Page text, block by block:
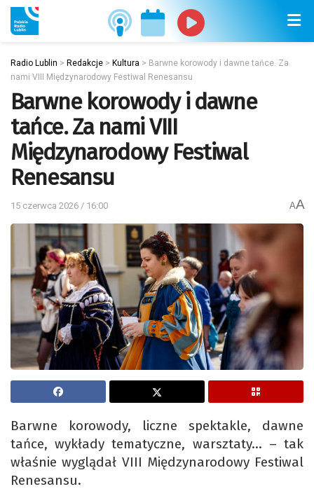
Radio Lublin > Redakcje > Kultura > Barwne korowody i dawne tańce. Za
nami VIII Międzynarodowy Festiwal Renesansu
Barwne korowody i dawne
tańce. Za nami VIII
Międzynarodowy Festiwal
Renesansu
15 czerwca 2026 / 16:00 AA
Barwne korowody, liczne spektakle, dawne
tańce, wykłady tematyczne, warsztaty… – tak
właśnie wyglądał VIII Międzynarodowy Festiwal
Renesansu.